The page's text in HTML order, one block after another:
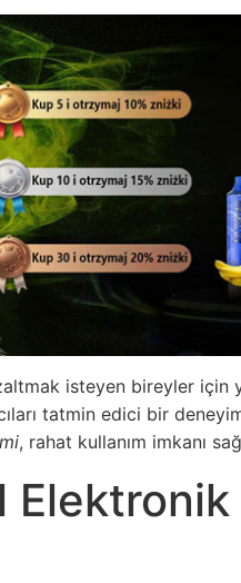
azaltmak isteyen bireyler
tatmin edici bir
, rahat kullanım imkanı